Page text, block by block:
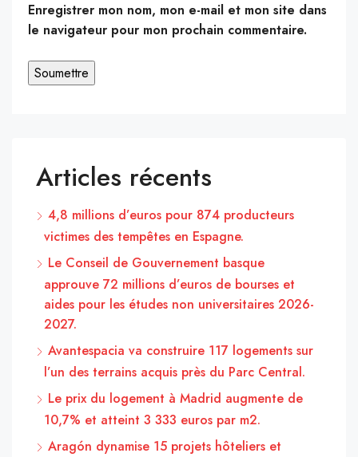
Enregistrer mon nom, mon e-mail et mon site dans
le navigateur pour mon prochain commentaire.
Articles récents
4,8 millions d’euros pour 874 producteurs
victimes des tempêtes en Espagne.
Le Conseil de Gouvernement basque
approuve 72 millions d’euros de bourses et
aides pour les études non universitaires 2026-
2027.
Avantespacia va construire 117 logements sur
l’un des terrains acquis près du Parc Central.
Le prix du logement à Madrid augmente de
10,7% et atteint 3 333 euros par m2.
Aragón dynamise 15 projets hôteliers et